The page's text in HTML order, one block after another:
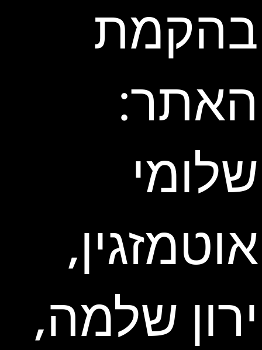
בהקמת
האתר:
שלומי
אוטמזגין,
ירון שלמה,